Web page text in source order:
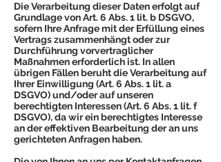
Die Verarbeitung dieser Daten erfolgt auf
Grundlage von Art. 6 Abs. 1 lit. b DSGVO,
sofern Ihre Anfrage mit der Erfüllung eines
Vertrags zusammenhängt oder zur
Durchführung vorvertraglicher
Maßnahmen erforderlich ist. In allen
übrigen Fällen beruht die Verarbeitung auf
Ihrer Einwilligung (Art. 6 Abs. 1 lit. a
DSGVO) und/oder auf unseren
berechtigten Interessen (Art. 6 Abs. 1 lit. f
DSGVO), da wir ein berechtigtes Interesse
an der effektiven Bearbeitung der an uns
gerichteten Anfragen haben.